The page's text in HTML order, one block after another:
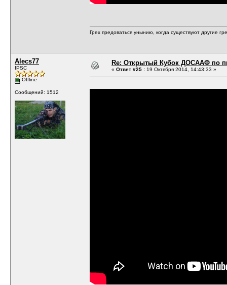
Грех предоваться унынию, когда существуют другие
Alecs77
IPSC
Offline
Сообщений: 1512
Re: Открытый Кубок ДОСААФ по
« Ответ #25 : 19 Октября 2014, 14:43:33 »